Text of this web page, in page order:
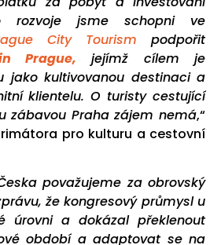
rozvoje jsme schopni ve
City Tourism podpořit
Prague, jejímž cílem je
jako kultivovanou destinaci a
klientelu. O turisty cestující
zábavou Praha zájem nemá,“
pro kulturu a cestovní
považujeme za obrovský
že kongresový průmysl u
úrovni a dokázal překlenout
období a adaptovat se na